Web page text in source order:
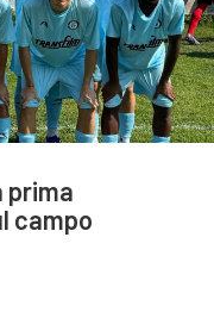
prima
campo